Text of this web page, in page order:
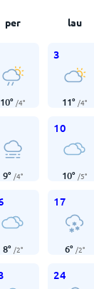
per lau
10° /4°
3
11° /4°
9° /4°
10
10° /5°
8° /2°
17
6° /2°
24